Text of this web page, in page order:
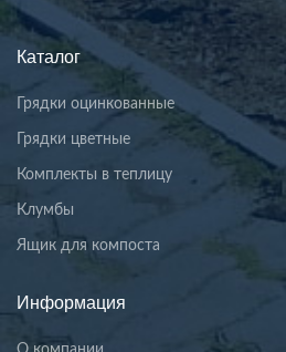
Каталог
Грядки оцинкованные
Грядки цветные
Комплекты в теплицу
Клумбы
Ящик для компоста
Информация